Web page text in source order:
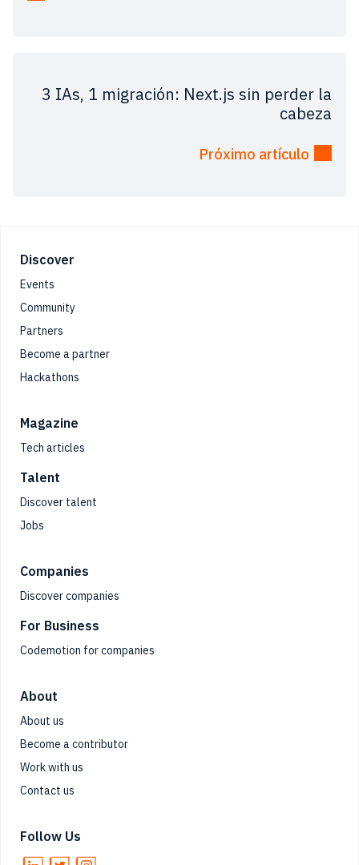
3 IAs, 1 migración: Next.js sin perder la
cabeza
Próximo artículo
Footer
Discover
Events
Community
Partners
Become a partner
Hackathons
Magazine
Tech articles
Talent
Discover talent
Jobs
Companies
Discover companies
For Business
Codemotion for companies
About
About us
Become a contributor
Work with us
Contact us
Follow Us